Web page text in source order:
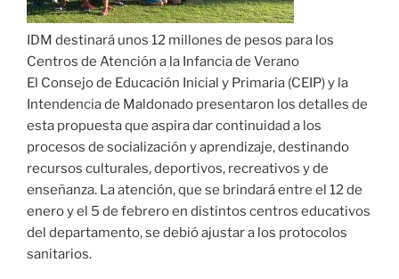
IDM destinará unos 12 millones de pesos para los
Centros de Atención a la Infancia de Verano
El Consejo de Educación Inicial y Primaria (CEIP) y la
Intendencia de Maldonado presentaron los detalles de
esta propuesta que aspira dar continuidad a los
procesos de socialización y aprendizaje, destinando
recursos culturales, deportivos, recreativos y de
enseñanza. La atención, que se brindará entre el 12 de
enero y el 5 de febrero en distintos centros educativos
del departamento, se debió ajustar a los protocolos
sanitarios.